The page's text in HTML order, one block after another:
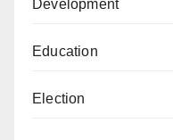
Development
Education
Election